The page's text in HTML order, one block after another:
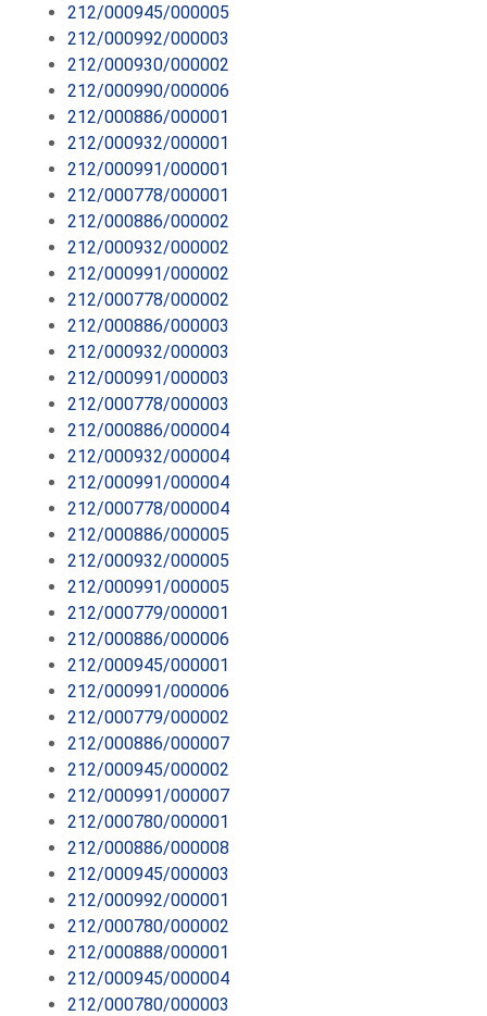
212/000945/000005
212/000992/000003
212/000930/000002
212/000990/000006
212/000886/000001
212/000932/000001
212/000991/000001
212/000778/000001
212/000886/000002
212/000932/000002
212/000991/000002
212/000778/000002
212/000886/000003
212/000932/000003
212/000991/000003
212/000778/000003
212/000886/000004
212/000932/000004
212/000991/000004
212/000778/000004
212/000886/000005
212/000932/000005
212/000991/000005
212/000779/000001
212/000886/000006
212/000945/000001
212/000991/000006
212/000779/000002
212/000886/000007
212/000945/000002
212/000991/000007
212/000780/000001
212/000886/000008
212/000945/000003
212/000992/000001
212/000780/000002
212/000888/000001
212/000945/000004
212/000780/000003